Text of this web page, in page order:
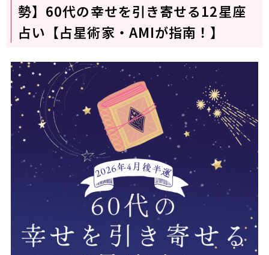
勢】60代の幸せを引き寄せる12星座
占い【占星術家・AMIが指南！】